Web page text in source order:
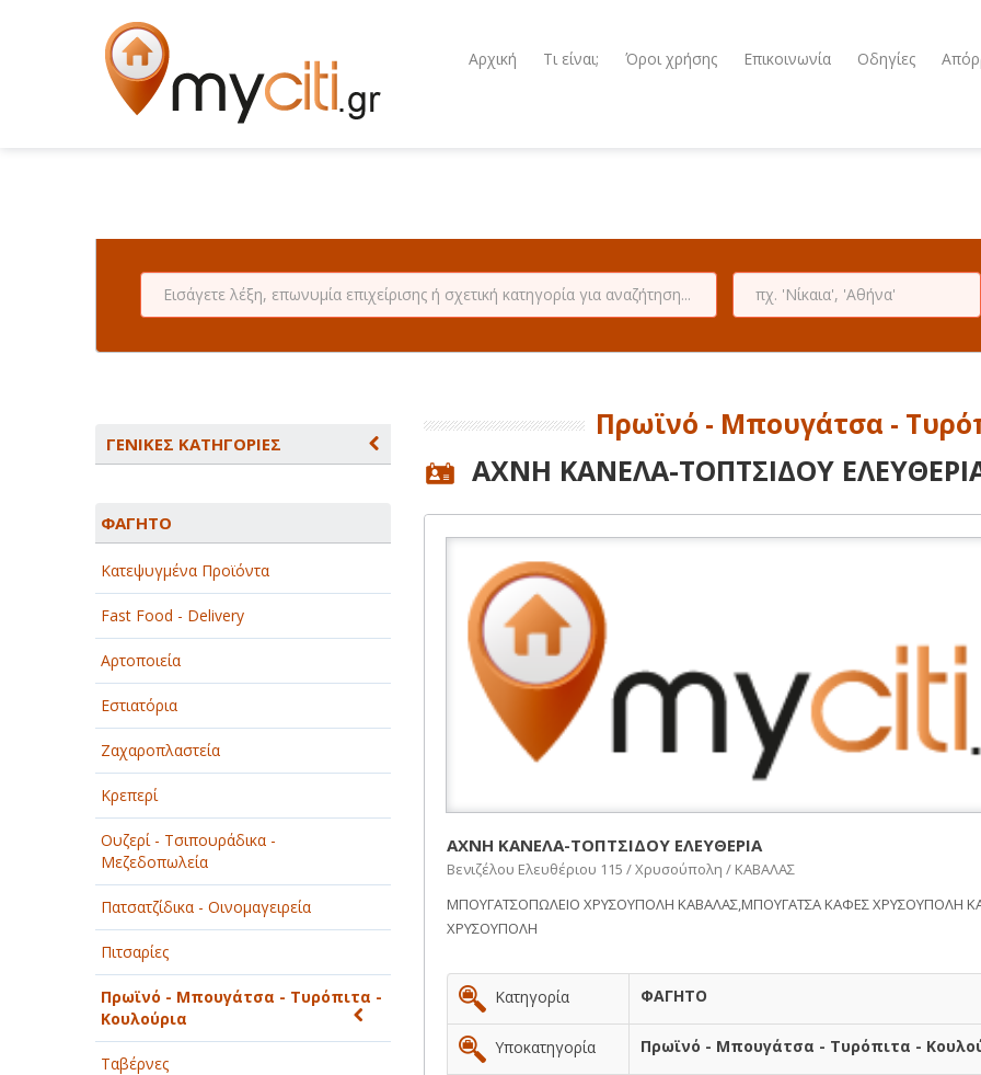
Αρχική Τι είναι; Όροι χρήσης Επικοινωνία Οδηγίες
ΓΕΝΙΚΕΣ ΚΑΤΗΓΟΡΙΕΣ
ΑΘΛΗΤΙΣΜΟΣ
ΑΥΤΟΚΙΝΗΤΑ - ΜΗΧΑΝΕΣ - ΣΚΑΦΗ
ΔΙΑΣΚΕΔΑΣΗ - ΨΥΧΑΓΩΓΙΑ - ΤΕΧΝΕΣ
ΔΙΑΦΗΜΙΣΗ - ΜΜΕ
ΕΚΚΛΗΣΙΕΣ - ΦΙΛΑΝΘΡΩΠΙΚΑ
ΣΩΜΑΤΕΙΑ
ΕΚΠΑΙΔΕΥΣΗ - ΣΧΟΛΕΣ
ΕΜΠΟΡΙΟ - ΕΜΠΟΡΙΚΑ ΚΑΤΑΣΤΗΜΑΤΑ
ΕΡΓΟΣΤΑΣΙΑ - ΒΙΟΜΗΧΑΝΙΕΣ
ΞΕΝΟΔΟΧΕΙΑ - ΤΟΥΡΙΣΜΟΣ
ΟΜΟΡΦΙΑ
ΠΑΡΟΧΗ ΥΠΗΡΕΣΙΩΝ
ΤΕΧΝΙΚΑ - ΚΑΤΑΣΚΕΥΑΣΤΙΚΑ
ΦΑΓΗΤΟ
Κατεψυγμένα Προϊόντα
Fast Food - Delivery
Αρτοποιεία
Εστιατόρια
Ζαχαροπλαστεία
Κρεπερί
Ουζερί - Τσιπουράδικα -
Μεζεδοπωλεία
Πατσατζίδικα - Οινομαγειρεία
Πιτσαρίες
Πρωϊνό - Μπουγάτσα - Τυρόπιτα -
Κουλούρια
Ταβέρνες
Πρωϊνό - Μπουγάτσα -
ΑΧΝΗ ΚΑΝΕΛΑ-ΤΟΠΤΣΙΔΟΥ
ΑΧΝΗ ΚΑΝΕΛΑ-ΤΟΠΤΣΙΔΟΥ ΕΛΕΥΘΕΡΙΑ
Βενιζέλου Ελευθέριου 115 / Χρυσούπολη / ΚΑΒΑΛΑΣ
ΜΠΟΥΓΑΤΣΟΠΩΛΕΙΟ ΧΡΥΣΟΥΠΟΛΗ ΚΑΒΑΛΑΣ,ΜΠΟΥΓΑΤΣΑ ΚΑΦΕΣ ΧΡΥΣΟΥΠΟΛΗ
ΧΡΥΣΟΥΠΟΛΗ
Κατηγορία ΦΑΓΗΤΟ
Υποκατηγορία Πρωϊνό - Μπουγάτσα - Τυρόπιτα -